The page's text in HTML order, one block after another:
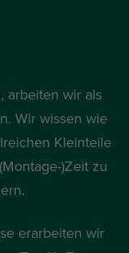
arbeiten wir als
Wir wissen wie
Kleinteile
)Zeit zu
erarbeiten wir